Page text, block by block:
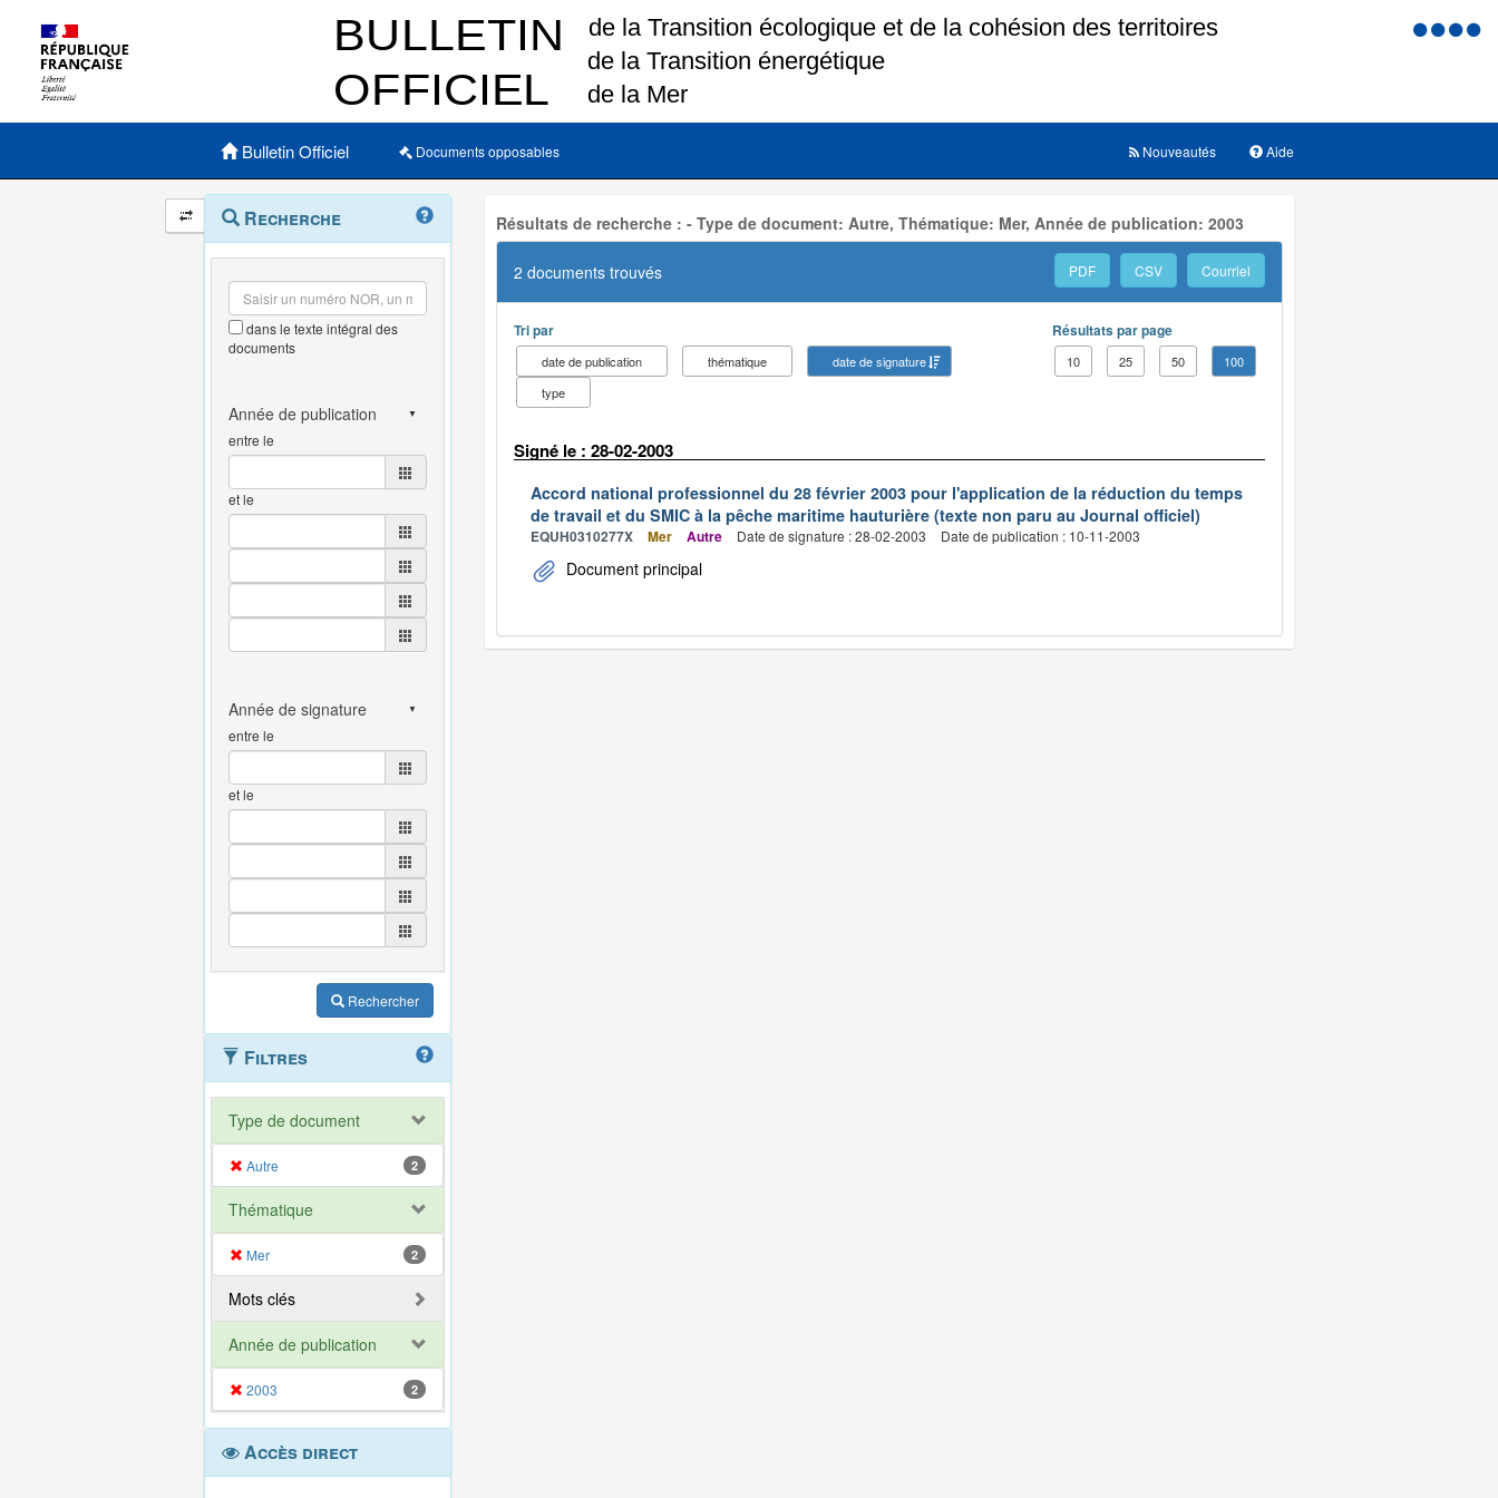
Menu
Menu principal
Bulletin Officiel Documents opposables Aide
Nouveautés
Navigation
et
outils
annexes
Menu
contextuel
Recherche
dans le texte intégral des
documents
entre le
et le
entre le
et le
Rechercher
Filtres
Type de document
Autre 2
Thématique
Mer 2
Mots clés
Année de publication
2003 2
Accès direct
Résultats de recherche : - Type de document: Autre, Thématique: Mer, Année de publication: 2003
2 documents trouvés PDF CSV Courriel
Tri par
date de publication thématique
date de signature
type
Résultats par page
10 25 50 100
Signé le : 28-02-2003
Accord national professionnel du 28 février 2003 pour l'application de la réduction du temps
de travail et du SMIC à la pêche maritime hauturière (texte non paru au Journal officiel)
EQUH0310277X Mer Autre Date de signature : 28-02-2003 Date de publication : 10-11-2003
Document principal